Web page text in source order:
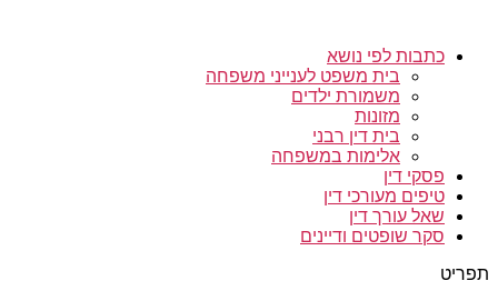
כתבות לפי נושא
בית משפט לענייני משפחה
משמורת ילדים
מזונות
בית דין רבני
אלימות במשפחה
פסקי דין
טיפים מעורכי דין
שאל עורך דין
סקר שופטים ודיינים
תפריט